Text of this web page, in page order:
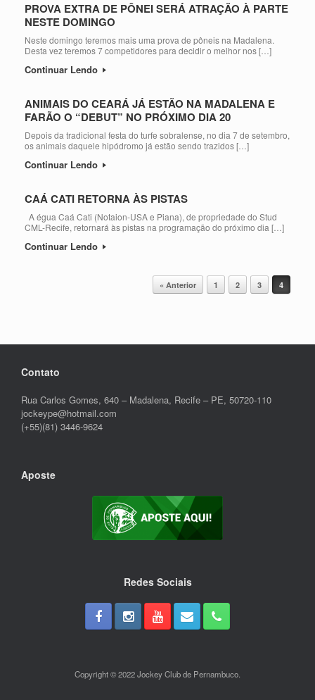
PROVA EXTRA DE PÔNEI SERÁ ATRAÇÃO À PARTE
NESTE DOMINGO
Neste domingo teremos mais uma prova de pôneis na Madalena.
Desta vez teremos 7 competidores para decidir o melhor nos […]
Continuar Lendo
ANIMAIS DO CEARÁ JÁ ESTÃO NA MADALENA E
FARÃO O “DEBUT” NO PRÓXIMO DIA 20
Depois da tradicional festa do turfe sobralense, no dia 7 de setembro,
os animais daquele hipódromo já estão sendo trazidos […]
Continuar Lendo
CAÁ CATI RETORNA ÀS PISTAS
A égua Caá Cati (Notaion-USA e Piana), de propriedade do Stud
CML-Recife, retornará às pistas na programação do próximo dia […]
Continuar Lendo
« Anterior 1 2 3 4
Contato
Rua Carlos Gomes, 640 – Madalena, Recife – PE, 50720-110
jockeype@hotmail.com
(+55)(81) 3446-9624
Aposte
Redes Sociais
Copyright © 2022 Jockey Club de Pernambuco.